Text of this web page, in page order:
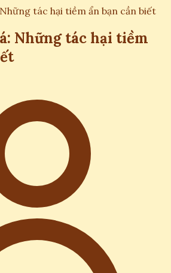
tác hại tiềm ẩn bạn cần biết
Những tác hại tiềm